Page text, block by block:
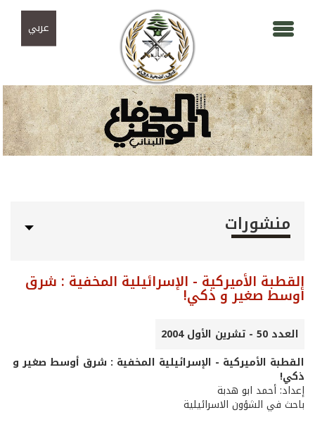
عربي
منشورات
القطبة الأميركية - الإسرائيلية المخفية : شرق
أوسط صغير و ذكي!
العدد 50 - تشرين الأول 2004
القطبة الأميركية - الإسرائيلية المخفية : شرق أوسط صغير و
ذكي!
إعداد: أحمد ابو هدبة
باحث في الشؤون الاسرائيلية